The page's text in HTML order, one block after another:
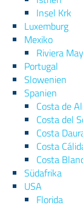
Insel Krk
Luxemburg
Mexiko
Riviera
Portugal
Slowenien
Spanien
Costa de
Costa del
Costa
Costa
Costa
Südafrika
USA
Florida